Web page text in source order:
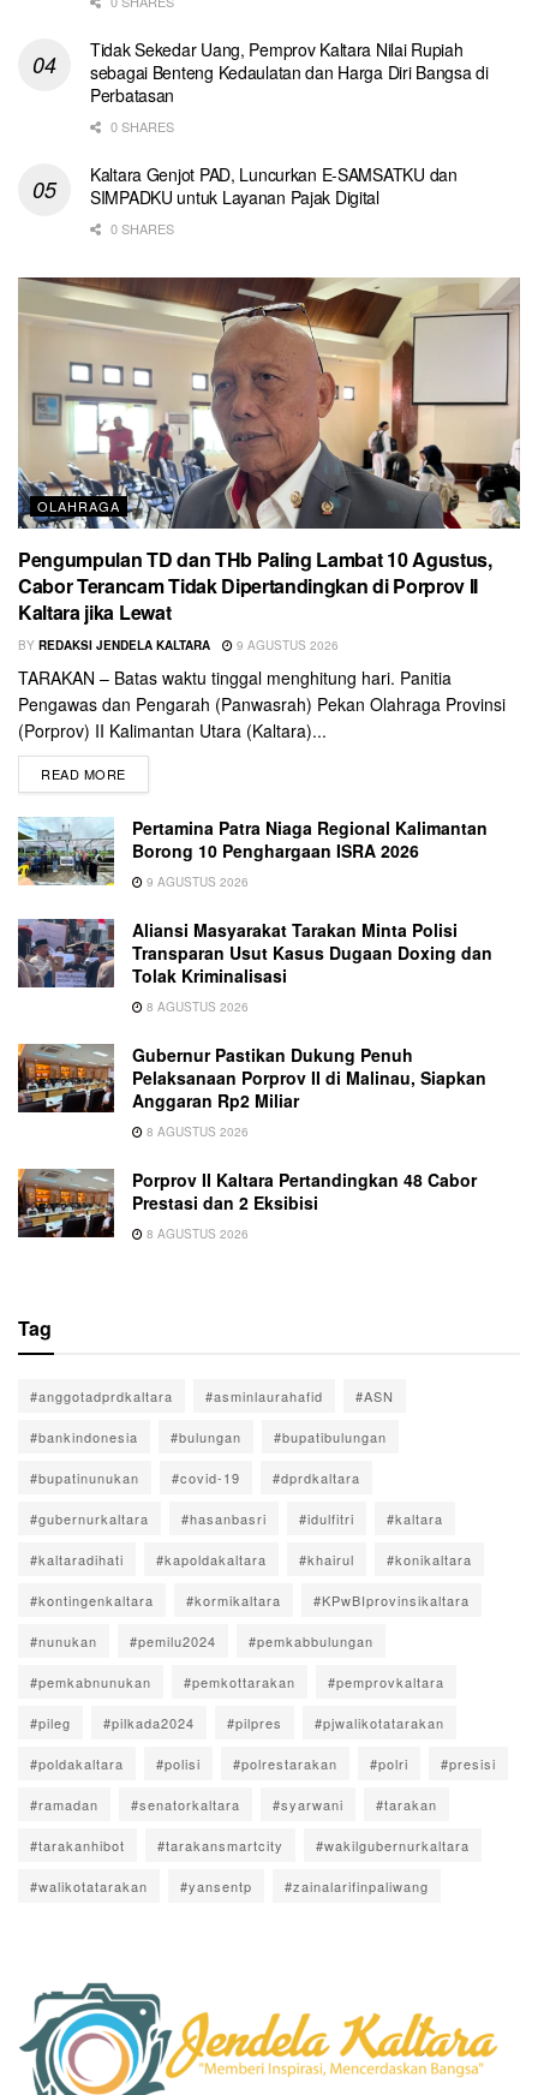
Tidak Sekedar Uang, Pemprov Kaltara Nilai Rupiah
sebagai Benteng Kedaulatan dan Harga Diri Bangsa di
Perbatasan
0 SHARES
Kaltara Genjot PAD, Luncurkan E-SAMSATKU dan
SIMPADKU untuk Layanan Pajak Digital
0 SHARES
OLAHRAGA
Pengumpulan TD dan THb Paling Lambat 10 Agustus,
Cabor Terancam Tidak Dipertandingkan di Porprov II
Kaltara jika Lewat
BY REDAKSI JENDELA KALTARA 9 AGUSTUS 2026
TARAKAN – Batas waktu tinggal menghitung hari. Panitia
Pengawas dan Pengarah (Panwasrah) Pekan Olahraga Provinsi
(Porprov) II Kalimantan Utara (Kaltara)...
READ MORE
Pertamina Patra Niaga Regional Kalimantan
Borong 10 Penghargaan ISRA 2026
9 AGUSTUS 2026
Aliansi Masyarakat Tarakan Minta Polisi
Transparan Usut Kasus Dugaan Doxing dan
Tolak Kriminalisasi
8 AGUSTUS 2026
Gubernur Pastikan Dukung Penuh
Pelaksanaan Porprov II di Malinau, Siapkan
Anggaran Rp2 Miliar
8 AGUSTUS 2026
Porprov II Kaltara Pertandingkan 48 Cabor
Prestasi dan 2 Eksibisi
8 AGUSTUS 2026
Tag
#anggotadprdkaltara #asminlaurahafid #ASN
#bankindonesia #bulungan #bupatibulungan
#bupatinunukan #covid-19 #dprdkaltara
#gubernurkaltara #hasanbasri #idulfitri #kaltara
#kaltaradihati #kapoldakaltara #khairul #konikaltara
#kontingenkaltara #kormikaltara #KPwBIprovinsikaltara
#nunukan #pemilu2024 #pemkabbulungan
#pemkabnunukan #pemkottarakan #pemprovkaltara
#pileg #pilkada2024 #pilpres #pjwalikotatarakan
#poldakaltara #polisi #polrestarakan #polri #presisi
#ramadan #senatorkaltara #syarwani #tarakan
#tarakanhibot #tarakansmartcity #wakilgubernurkaltara
#walikotatarakan #yansentp #zainalarifinpaliwang